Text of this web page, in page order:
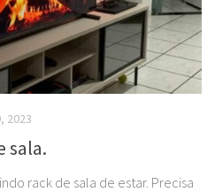
2023
sala.
rack de sala de estar. Precisa